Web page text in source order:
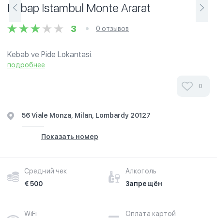
Kebap Istambul Monte Ararat
3 0 отзывов
Kebab ve Pide Lokantasi.
подробнее
0
56 Viale Monza, Milan, Lombardy 20127
Показать номер
Средний чек
€ 500
Алкоголь
Запрещён
WiFi
Оплата картой